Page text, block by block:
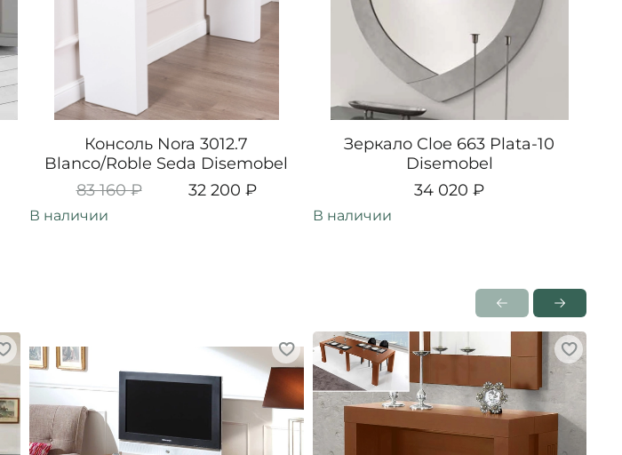
Консоль Nora 3012.7
Blanco/Roble Seda Disemobel
83 160 ₽
32 200 ₽
В наличии
Зеркало Cloe 663 Plata-10
Disemobel
34 020 ₽
В наличии